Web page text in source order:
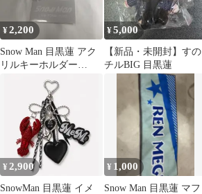
¥2,200
Snow Man 目黒蓮 アク
リルキーホルダー
LABO すのチル
¥5,000
【新品・未開封】すの
チルBIG 目黒蓮
¥2,900
SnowMan 目黒蓮 イメ
¥ 1,000
Snow Man 目黒蓮 マフ